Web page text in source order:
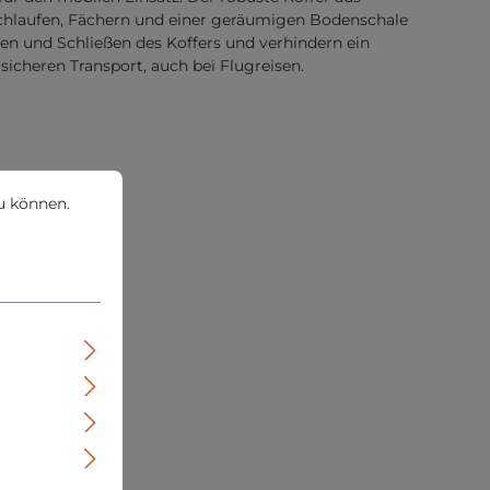
Fächern und einer geräumigen Bodenschale
und Schließen des Koffers und verhindern ein
Transport, auch bei Flugreisen.
Mehr Informationen ...
können.